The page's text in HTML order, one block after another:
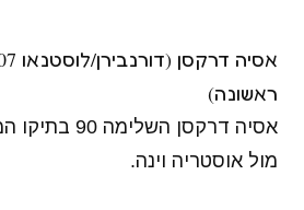
ראשונה)
אסיה דרקסן
מול אוסטריה וינה.